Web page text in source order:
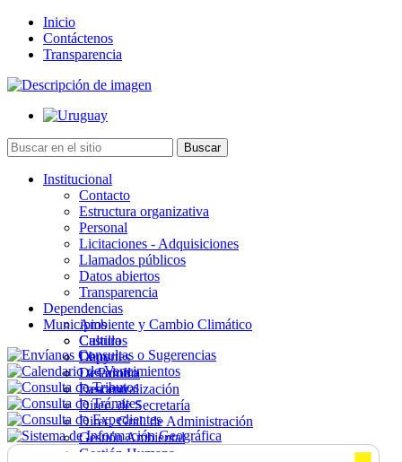
Inicio
Contáctenos
Transparencia
Institucional
Contacto
Estructura organizativa
Personal
Licitaciones - Adquisiciones
Llamados públicos
Datos abiertos
Transparencia
Dependencias
Ambiente y Cambio Climático
Cultura
Deportes
Desarrollo
Descentralización
Direc. de Secretaría
Direc. Gral. de Administración
Gestión Ambiental
Gestión Humana
Municipios
Castillos
Chuy
La Paloma
Lascano